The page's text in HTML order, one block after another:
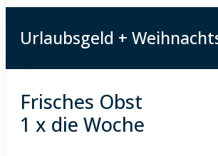
Urlaubsgeld +
Frisches Obst
1 x die Woche